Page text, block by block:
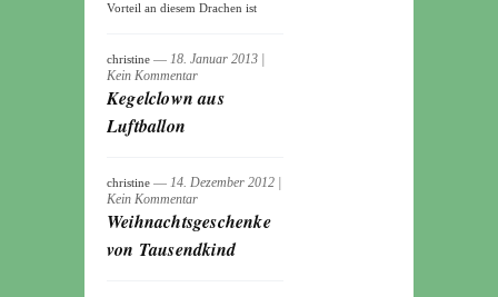
Vorteil an diesem Drachen ist
christine ― 18. Januar 2013
Kein Kommentar
Kegelclown aus
Luftballon
christine ― 14. Dezember 2012
Kein Kommentar
Weihnachtsgeschenke
von Tausendkind